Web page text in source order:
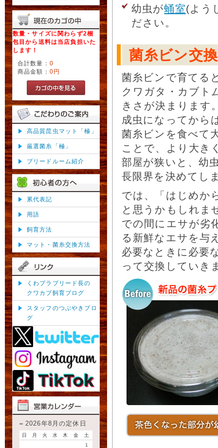
数量・サイズに関わらず2梱
包目から送料は当店負担いた
します！
合計数量： 0
商品金額： 0円
高品質昆虫マット「極」
厳選菌糸「極」
ブリードルーム紹介
累代表記
用語
飼育方法
マット・菌糸交換方法
くわプラブリード長の
クワカブ飼育ブログ
スタッフのつぶやきブロ
グ
2026年8月の定休日
日 月 火 水 木 金
土
1
幼虫が蛹室(よう
ださい。
菌糸ビン交換
菌糸ビンで育てる
クワガタ・カブト
きさが決まります
成虫になってから
菌糸ビンを食べて
ことで、より大き
部屋が狭いと、幼
長限界を決めてし
では、「はじめか
と思うかもしれま
での間にエサが劣
る新鮮なエサを与
必要なときに必要
って交換していき